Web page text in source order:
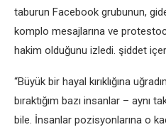
taburun Facebook grubunun,
komplo mesajlarına ve
hakim olduğunu izledi. şiddet
“Büyük bir hayal kırıklığına
bıraktığım bazı insanlar – aynı
bile. İnsanlar pozisyonlarına o